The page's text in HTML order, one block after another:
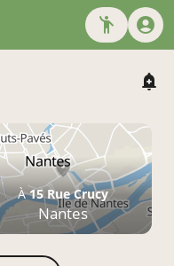
À15 Rue Crucy
Nantes